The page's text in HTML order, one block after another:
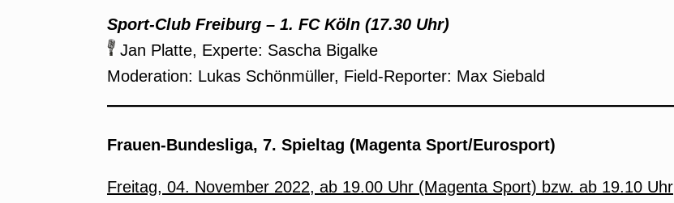
Sport-Club Freiburg – 1. FC Köln (17.30 Uhr)
Jan Platte, Experte: Sascha Bigalke
Moderation: Lukas Schönmüller, Field-Reporter: Max Siebald
Frauen-Bundesliga, 7. Spieltag (Magenta Sport/Eurosport)
Freitag, 04. November 2022, ab 19.00 Uhr (Magenta Sport) bzw. ab 19.10 Uhr